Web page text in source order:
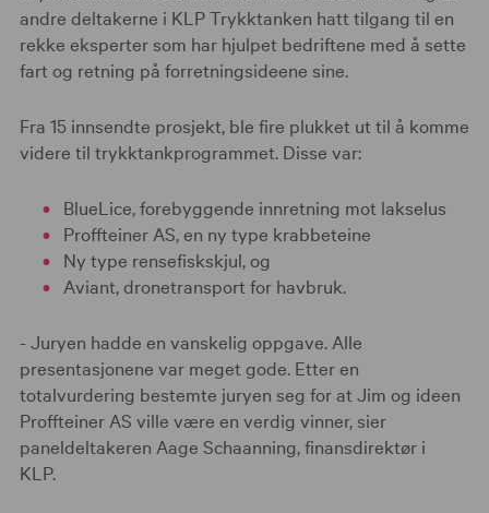
andre deltakerne i KLP Trykktanken hatt tilgang til en
rekke eksperter som har hjulpet bedriftene med å sette
fart og retning på forretningsideene sine.
Fra 15 innsendte prosjekt, ble fire plukket ut til å komme
videre til trykktankprogrammet. Disse var:
BlueLice, forebyggende innretning mot lakselus
Proffteiner AS, en ny type krabbeteine
Ny type rensefiskskjul, og
Aviant, dronetransport for havbruk.
- Juryen hadde en vanskelig oppgave. Alle
presentasjonene var meget gode. Etter en
totalvurdering bestemte juryen seg for at Jim og ideen
Proffteiner AS ville være en verdig vinner, sier
paneldeltakeren Aage Schaanning, finansdirektør i
KLP.